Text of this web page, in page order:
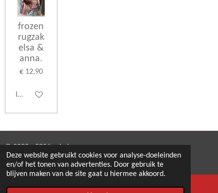
Deze website gebruikt cookies voor analyse-doeleinden
en/of het tonen van advertenties. Door gebruik te
blijven maken van de site gaat u hiermee akkoord.
frozen
rugzak
elsa &
anna.
€ 12,90
In winkelwagen
© 2022 - 2026 eshabra
Powered byJouwWeb